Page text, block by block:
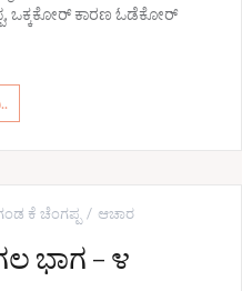
ಒಕ್ಕಕೋರ್ ಕಾರಣ ಓಡೆಕೋರ್
ಕೆ ಚೆಂಗಪ್ಪ ಆಚಾರ
ಭಾಗ – ೪